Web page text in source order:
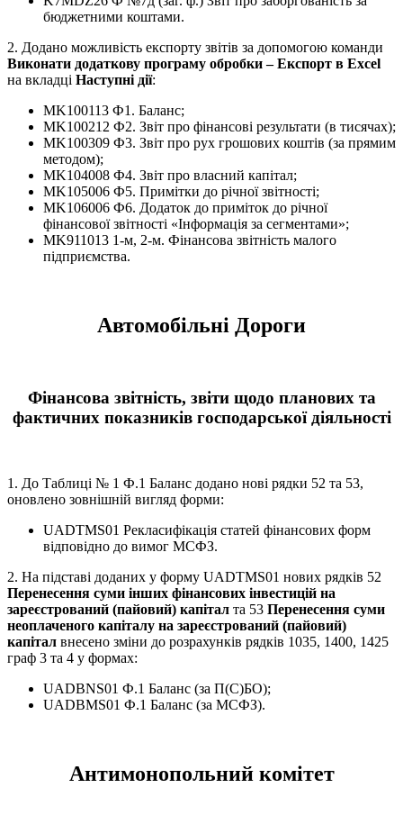
бюджетними коштами.
2. Додано можливість експорту звітів за допомогою команди
Виконати додаткову програму обробки – Експорт в Excel
на вкладці Наступні дії:
MK100113 Ф1. Баланс;
MK100212 Ф2. Звіт про фінансові результати (в тисячах);
MK100309 Ф3. Звiт про рух грошових коштiв (за прямим
методом);
MK104008 Ф4. Звіт про власний капітал;
MK105006 Ф5. Примітки до річної звітності;
MK106006 Ф6. Додаток до приміток до річної
фінансової звітності «Інформація за сегментами»;
MK911013 1-м, 2-м. Фінансова звітність малого
підприємства.
Автомобільні Дороги
Фінансова звітність, звіти щодо планових та
фактичних показників господарської діяльності
1. До Таблиці № 1 Ф.1 Баланс додано нові рядки 52 та 53,
оновлено зовнішній вигляд форми:
UADTMS01 Рекласифікація статей фінансових форм
відповідно до вимог МСФЗ.
2. На підставі доданих у форму UADTMS01 нових рядків 52
Перенесення суми інших фінансових інвестицій на
зареєстрований (пайовий) капітал та 53 Перенесення суми
неоплаченого капіталу на зареєстрований (пайовий)
капітал внесено зміни до розрахунків рядків 1035, 1400, 1425
граф 3 та 4 у формах:
UADBNS01 Ф.1 Баланс (за П(С)БО);
UADBMS01 Ф.1 Баланс (за МСФЗ).
Антимонопольний комітет